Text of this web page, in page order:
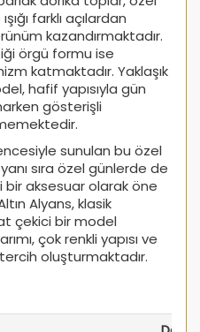
farklı açılardan
kazandırmaktadır.
örgü formu ise
katmaktadır. Yaklaşık
hafif yapısıyla gün
gösterişli
sunulan bu özel
sıra özel günlerde de
bir aksesuar olarak öne
Alyans, klasik
çekici bir model
çok renkli yapısı ve
tercih oluşturmaktadır.